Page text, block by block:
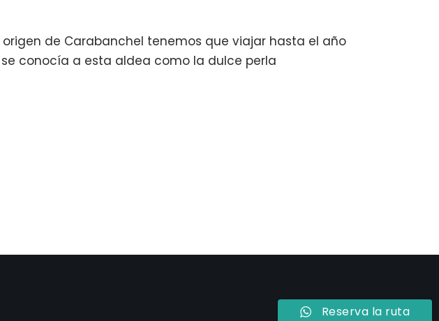
de Carabanchel tenemos que viajar hasta el año
conocía a esta aldea como la dulce perla
Reserva la ruta